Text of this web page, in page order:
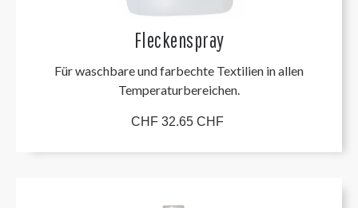
Fleckenspray
Für waschbare und farbechte Textilien in allen
Temperaturbereichen.
CHF 32.65 CHF